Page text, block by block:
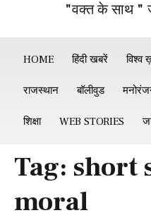
"वक्त के साथ "
HOME हिंदी खबरें विश्व
राजस्थान बॉलीवुड
शिक्षा WEB STORIES
Tag: short
moral